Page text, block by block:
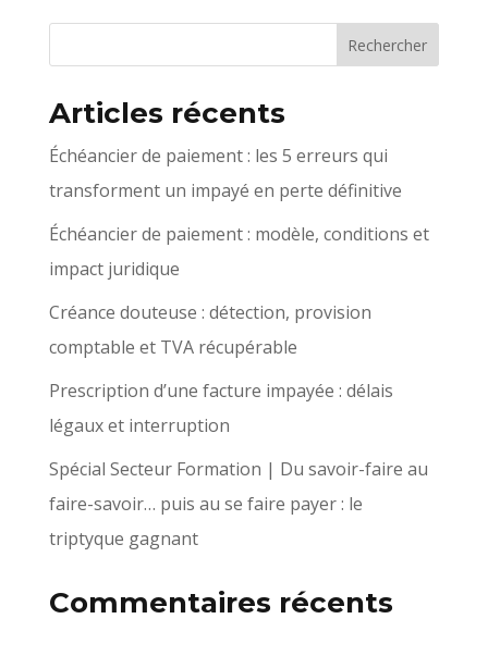
Articles récents
Échéancier de paiement : les 5 erreurs qui
transforment un impayé en perte définitive
Échéancier de paiement : modèle, conditions et
impact juridique
Créance douteuse : détection, provision
comptable et TVA récupérable
Prescription d’une facture impayée : délais
légaux et interruption
Spécial Secteur Formation | Du savoir-faire au
faire-savoir… puis au se faire payer : le
triptyque gagnant
Commentaires récents